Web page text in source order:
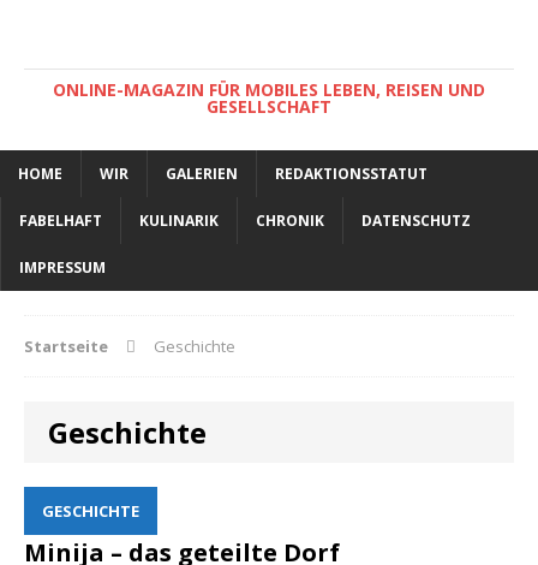
ONLINE-MAGAZIN FÜR MOBILES LEBEN, REISEN UND
GESELLSCHAFT
HOME WIR GALERIEN REDAKTIONSSTATUT
FABELHAFT KULINARIK CHRONIK DATENSCHUTZ
IMPRESSUM
Startseite Geschichte
Geschichte
GESCHICHTE
Minija – das geteilte Dorf